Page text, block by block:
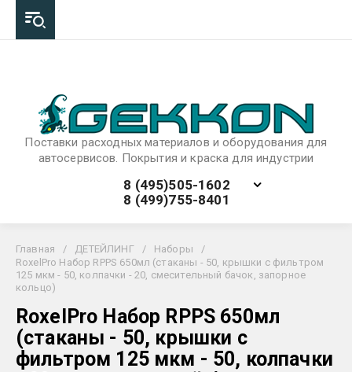
Поставки расходных материалов и оборудования для
автосервисов. Покрытия и краска для индустрии
8 (495)505-1602
8 (499)755-8401
Главная / ДЕТЕЙЛИНГ / Наборы
/
RoxelPro Набор RPPS 650мл (стаканы - 50, крышки с фильтром
125 мкм - 50, колпачки - 20, смесительный бачок, запорное
кольцо)
RoxelPro Набор RPPS 650мл
(стаканы - 50, крышки с
фильтром 125 мкм - 50, колпачки